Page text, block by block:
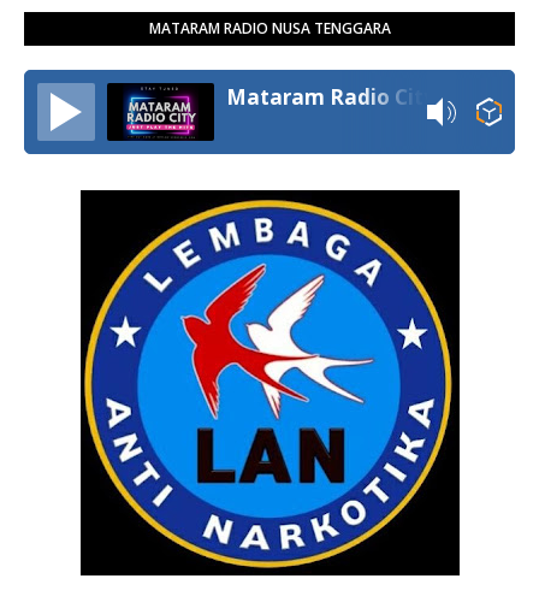
MATARAM RADIO NUSA TENGGARA
Mataram Radio City